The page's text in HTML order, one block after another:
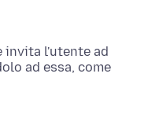
invita l'utente ad
ad essa, come